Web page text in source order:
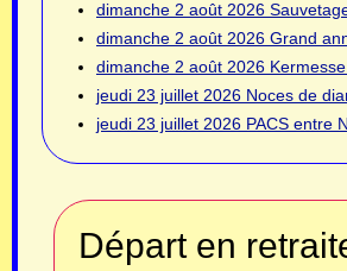
dimanche 2 août 2026
dimanche 2 août 2026 Grand
dimanche 2 août 2026
jeudi 23 juillet 2026 Noces de
jeudi 23 juillet 2026 PACS entre
Départ en